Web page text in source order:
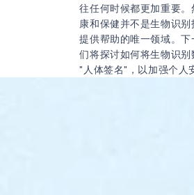
往任何时候都更加重要。
康和保健并不是生物识别
提供帮助的唯一领域。下
们将探讨如何将生物识别
"人体签名"，以加强个人